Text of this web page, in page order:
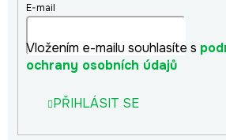
E-mail
Vložením e-mailu souhlasíte s
ochrany osobních údajů
PŘIHLÁSIT SE